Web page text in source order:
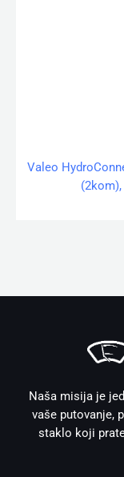
Valeo
Naša misija je
vaše putovanje,
staklo koji